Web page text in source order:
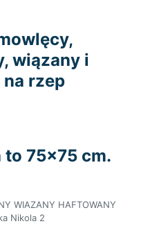
wiązany i
rzep
75×75 cm.